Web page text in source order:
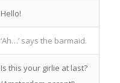
Hello!
‘Ah…’ says the barmaid.
Is this your girlie at last?